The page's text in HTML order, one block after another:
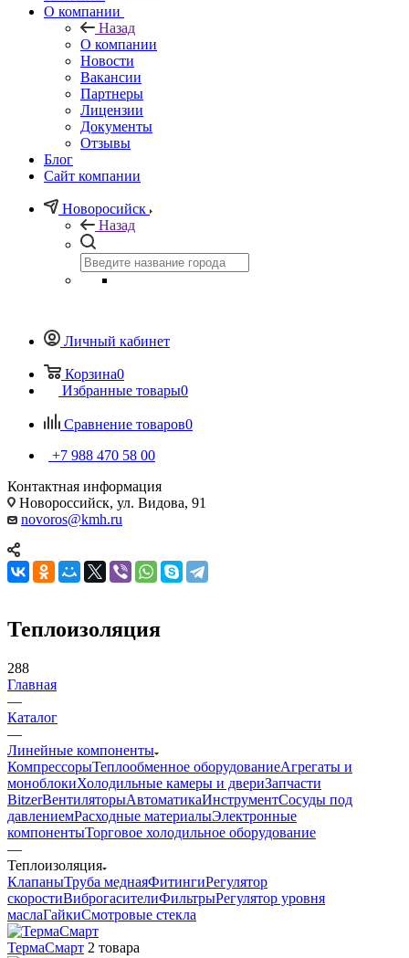
О компании
Назад
О компании
Новости
Вакансии
Партнеры
Лицензии
Документы
Отзывы
Блог
Сайт компании
Новоросийск
Назад
Личный кабинет
Корзина0
Избранные товары0
Сравнение товаров0
+7 988 470 58 00
Контактная информация
Новороссийск, ул. Видова, 91
novoros@kmh.ru
Теплоизоляция
288
Главная
—
Каталог
—
Линейные компоненты
КомпрессорыТеплообменное оборудованиеАгрегаты и
моноблокиХолодильные камеры и двериЗапчасти
BitzerВентиляторыАвтоматикаИнструментСосуды под
давлениемРасходные материалыЭлектронные
компонентыТорговое холодильное оборудование
—
Теплоизоляция
КлапаныТруба меднаяФитингиРегулятор
скоростиВиброгасителиФильтрыРегулятор уровня
маслаГайкиСмотровые стекла
ТермаСмарт 2 товара